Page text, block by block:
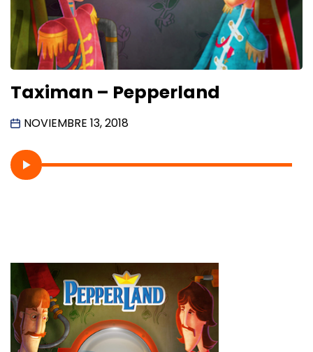
Taximan – Pepperland
NOVIEMBRE 13, 2018